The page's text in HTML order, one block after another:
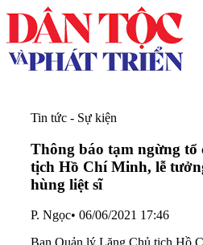
Tin tức - Sự kiện
Thông báo tạm ngừng tổ
tịch Hồ Chí Minh, lễ
hùng liệt sĩ
P. Ngọc• 06/06/2021 17:46